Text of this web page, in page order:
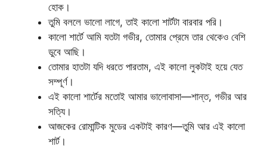
হোক।
তুমি বললে ভালো লাগে, তাই কালো শার্টটা বারবার পরি।
কালো শার্টে আমি যতটা গভীর, তোমার প্রেমে তার থেকেও বেশি
ডুবে আছি।
তোমার হাতটা যদি ধরতে পারতাম, এই কালো লুকটাই হয়ে যেত
সম্পূর্ণ।
এই কালো শার্টের মতোই আমার ভালোবাসা—শান্ত, গভীর আর
সত্যি।
আজকের রোমান্টিক মুডের একটাই কারণ—তুমি আর এই কালো
শার্ট।